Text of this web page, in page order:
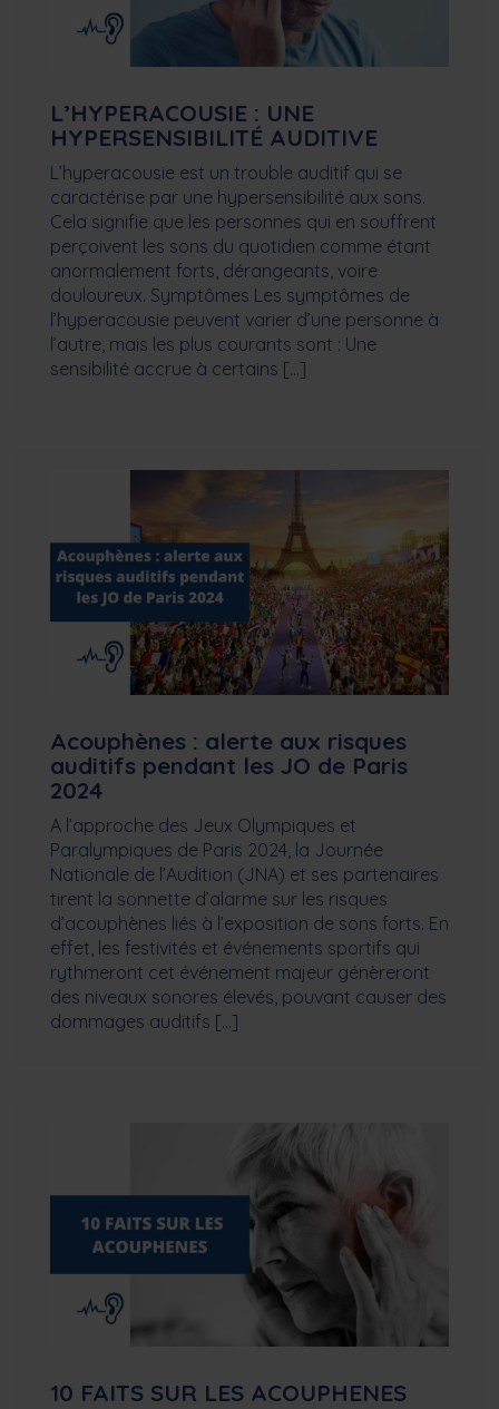
L’HYPERACOUSIE : UNE
HYPERSENSIBILITÉ AUDITIVE
L’hyperacousie est un trouble auditif qui se
caractérise par une hypersensibilité aux sons.
Cela signifie que les personnes qui en souffrent
perçoivent les sons du quotidien comme étant
anormalement forts, dérangeants, voire
douloureux. Symptômes Les symptômes de
l’hyperacousie peuvent varier d’une personne à
l’autre, mais les plus courants sont : Une
sensibilité accrue à certains […]
Acouphènes : alerte aux risques
auditifs pendant les JO de Paris
2024
A l’approche des Jeux Olympiques et
Paralympiques de Paris 2024, la Journée
Nationale de l’Audition (JNA) et ses partenaires
tirent la sonnette d’alarme sur les risques
d’acouphènes liés à l’exposition de sons forts. En
effet, les festivités et événements sportifs qui
rythmeront cet événement majeur génèreront
des niveaux sonores élevés, pouvant causer des
dommages auditifs […]
10 FAITS SUR LES ACOUPHENES